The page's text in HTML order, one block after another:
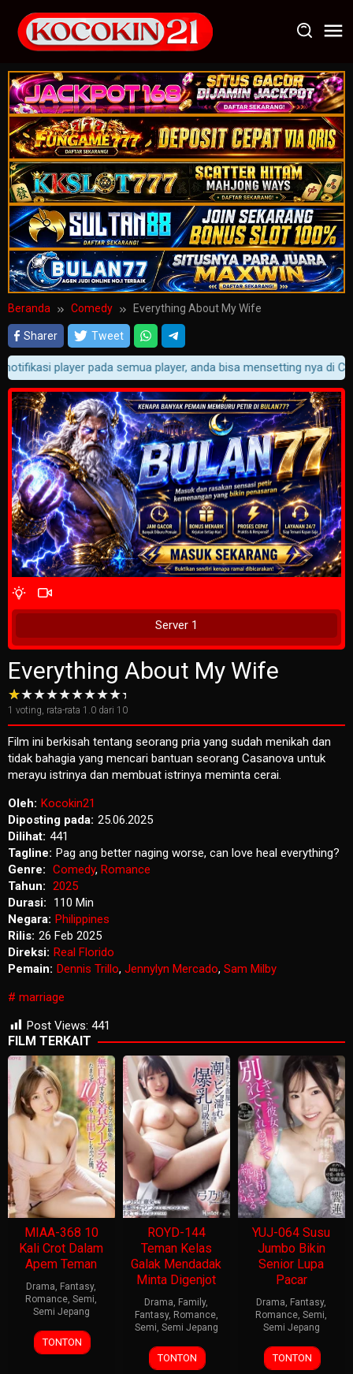
konten
Beranda Comedy Everything About My Wife
Sharer Tweet
player pada semua player, anda bisa mensetting nya di
Tunggu 2 Detik
4 Wait Time
Server 1
Everything About My Wife
1 voting, rata-rata 1.0 dari 10
Film ini berkisah tentang seorang pria yang sudah menikah dan
tidak bahagia yang mencari bantuan seorang Casanova untuk
merayu istrinya dan membuat istrinya meminta cerai.
Oleh: Kocokin21
Diposting pada: 25.06.2025
Dilihat: 441
Tagline: Pag ang better naging worse, can love heal everything?
Genre: Comedy, Romance
Tahun: 2025
Durasi:
110 Min
Negara: Philippines
Rilis: 26 Feb 2025
Direksi: Real Florido
Pemain: Dennis Trillo, Jennylyn Mercado, Sam Milby
marriage
Post Views: 441
FILM TERKAIT
MIAA-368 10
Kali Crot Dalam
Apem Teman
Drama, Fantasy,
Romance,Semi,
Semi Jepang
TONTON
ROYD-144
Teman Kelas
Galak Mendadak
Minta Digenjot
Drama, Family,
Fantasy, Romance,
Semi, Semi Jepang
TONTON
YUJ-064 Susu
Jumbo Bikin
Senior Lupa
Pacar
Drama, Fantasy,
Romance,Semi,
Semi Jepang
TONTON